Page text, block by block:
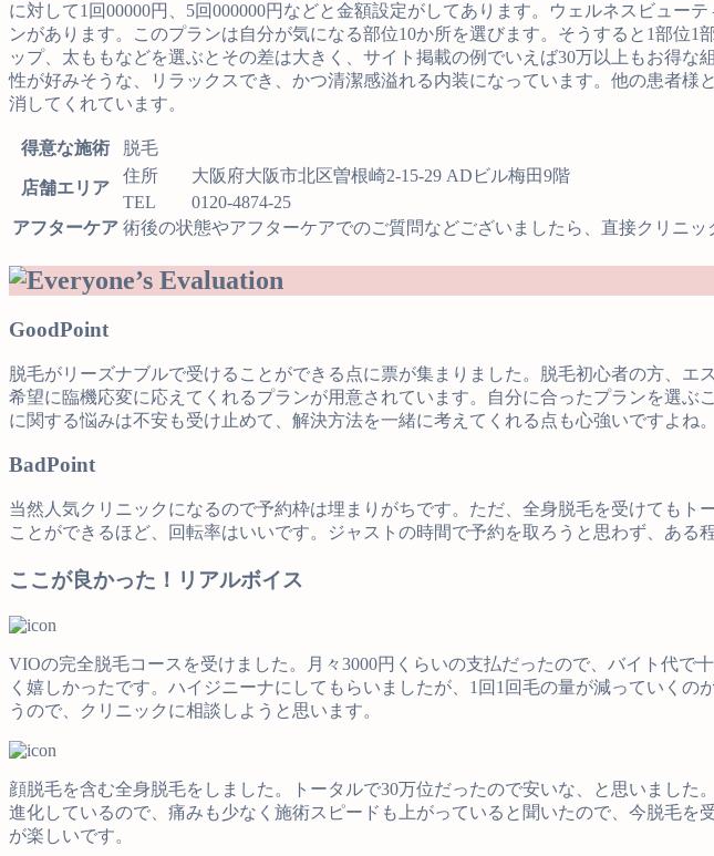
に対して1回00000円、5回000000円などと金額設定がしてあります。ウェルネスビュ
ンがあります。このプランは自分が気になる部位10か所を選びます。そうすると1部位
ップ、太ももなどを選ぶとその差は大きく、サイト掲載の例でいえば30万以上もお得
性が好みそうな、リラックスでき、かつ清潔感溢れる内装になっています。他の患者
消してくれています。
得意な施術 脱毛
店舗エリア
住所
大阪府大阪市北区曽根崎2-15-29 ADビル梅田9階
TEL
0120-4874-25
アフターケア 術後の状態やアフターケアでのご質問などございましたら、直接クリニッ
GoodPoint
脱毛がリーズナブルで受けることができる点に票が集まりました。脱毛初心者の方、
希望に臨機応変に応えてくれるプランが用意されています。自分に合ったプランを選
に関する悩みは不安も受け止めて、解決方法を一緒に考えてくれる点も心強いですよね。
BadPoint
当然人気クリニックになるので予約枠は埋まりがちです。ただ、全身脱毛を受けても
ことができるほど、回転率はいいです。ジャストの時間で予約を取ろうと思わず、ある
ここが良かった！リアルボイス
VIOの完全脱毛コースを受けました。月々3000円くらいの支払だったので、バイト代
く嬉しかったです。ハイジニーナにしてもらいましたが、1回1回毛の量が減っていく
うので、クリニックに相談しようと思います。
顔脱毛を含む全身脱毛をしました。トータルで30万位だったので安いな、と思いまし
進化しているので、痛みも少なく施術スピードも上がっていると聞いたので、今脱毛
が楽しいです。